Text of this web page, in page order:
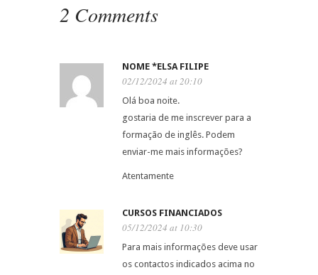
2 Comments
NOME *ELSA FILIPE
02/12/2024 at 20:10
Olá boa noite.
gostaria de me inscrever para a
formação de inglês. Podem
enviar-me mais informações?
Atentamente
CURSOS FINANCIADOS
05/12/2024 at 10:30
Para mais informações deve usar
os contactos indicados acima no